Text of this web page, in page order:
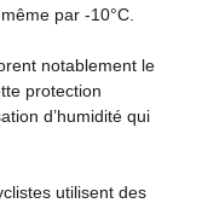
par -10°C.
notablement le
protection
d’humidité qui
utilisent des